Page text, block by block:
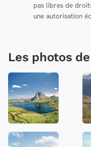
pas libres de
une autorisation
Les photos